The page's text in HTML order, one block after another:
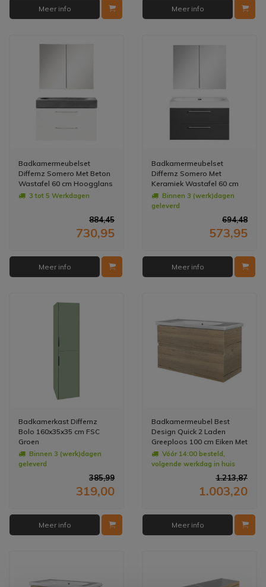
Meer info Meer info
Badkamermeubelset
Differnz Somero Met Beton
Wastafel 60 cm Hoogglans
Wit (Inc. Spiegelkast)
3 tot 5 Werkdagen
884,45
730,95
Meer info
Badkamermeubelset
Differnz Somero Met
Keramiek Wastafel 60 cm
Antraciet (Inc. Spiegelkast)
Binnen 3 (werk)dagen
geleverd
694,48
573,95
Meer info
Badkamerkast Differnz
Bolo 160x35x35 cm FSC
Groen
Binnen 3 (werk)dagen
geleverd
385,99
319,00
Meer info
Badkamermeubel Best
Design Quick 2 Laden
Greeploos 100 cm Eiken Met
Wastafel
Vóór 14:00 besteld,
volgende werkdag in huis
1.213,87
1.003,20
Meer info